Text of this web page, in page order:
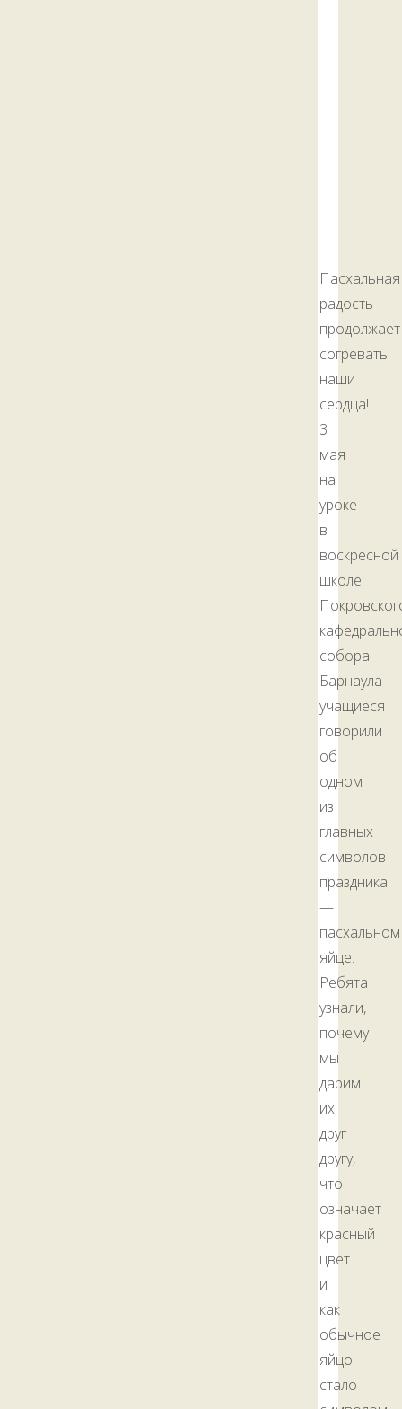
Пасхальная
радость
продолжает
согревать
наши
сердца!
3
мая
на
уроке
в
воскресной
школе
собора
Барнаула
учащиеся
говорили
об
одном
из
главных
символов
праздника
—
пасхальном
яйце.
Ребята
узнали,
почему
мы
дарим
их
друг
другу,
что
означает
красный
цвет
и
как
обычное
яйцо
стало